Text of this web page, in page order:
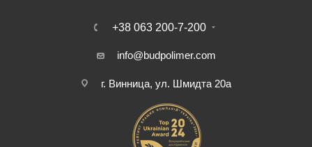
+38 063 200-7-200
info@budpolimer.com
г. Винница, ул. Шмидта 20а